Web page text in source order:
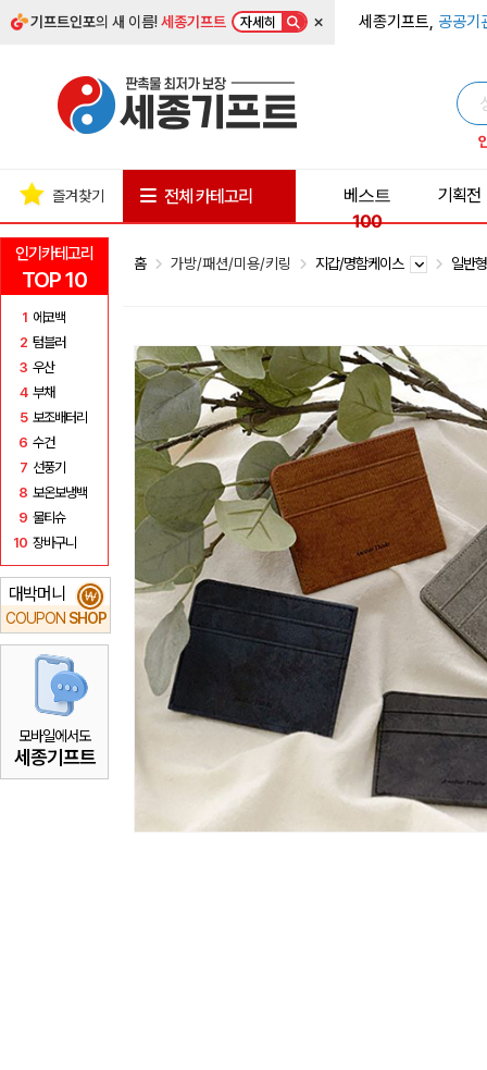
기프트인포의 새 이름!세종기프트 자세히 × 세종기프트, 공공기
인기카테고리
TOP 10
1 에코백
2 텀블러
3 우산
4 부채
5 보조배터리
6 수건
7 선풍기
8 보온보냉백
9 물티슈
10 장바구니
대박머니
COUPON SHOP
₩
모바일에서도
세종기프트
즐겨찾기 전체 카테고리
베스트
100
기획전
홈 가방/패션/미용/키링 지갑/명함케이스 일반